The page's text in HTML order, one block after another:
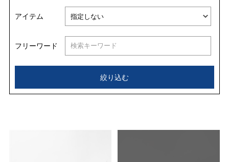
並び替える
アイテム
フリーワード
絞り込む